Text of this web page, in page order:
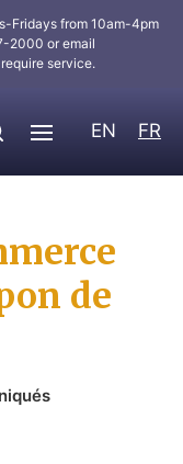
Fridays from 10am-4pm
2000 or email
service.
EN FR
de